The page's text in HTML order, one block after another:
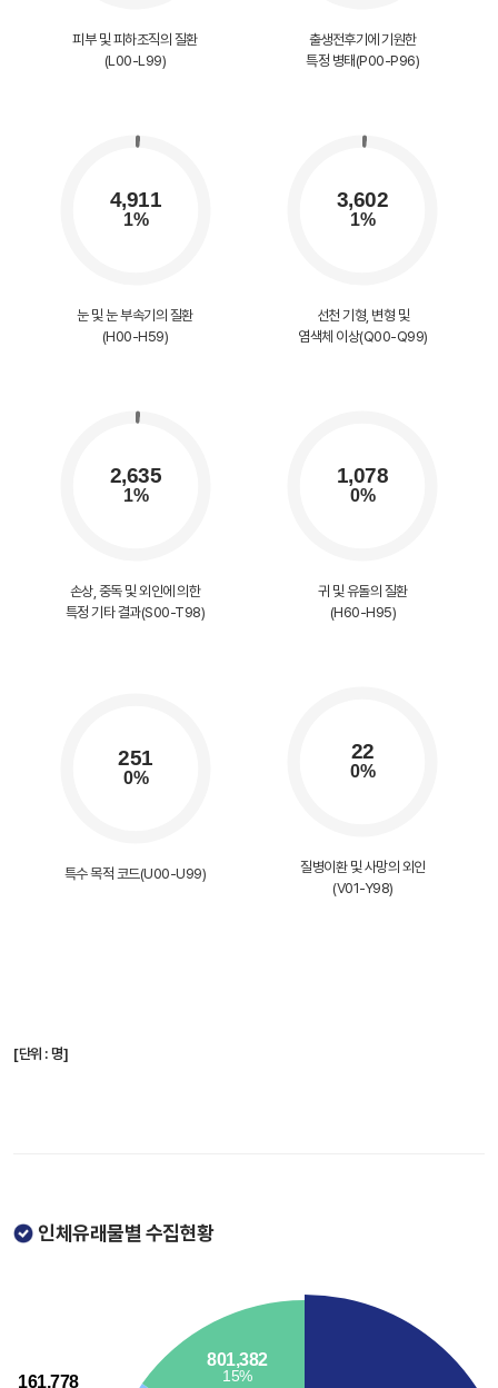
피부 및 피하조직의 질환
(L00-L99)
출생전후기에 기원한
특정 병태(P00-P96)
눈 및 눈 부속기의 질환
(H00-H59)
선천 기형, 변형 및
염색체 이상(Q00-Q99)
손상, 중독 및 외인에 의한
특정 기타 결과(S00-T98)
귀 및 유돌의 질환
(H60-H95)
특수 목적 코드(U00-U99)
질병이환 및 사망의 외인
(V01-Y98)
[단위 : 명]
인체유래물별 수집현황